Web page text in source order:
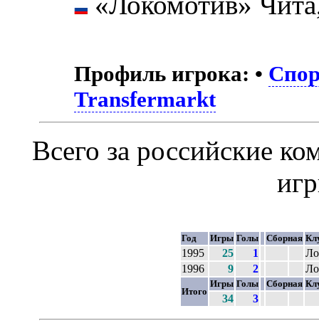
Профиль игрока: •
Transfermarkt
Всего за российские
Год Игры Голы Сборная
1995 25 1
1996
9 2
Итого
Игры Голы Сборная
34 3